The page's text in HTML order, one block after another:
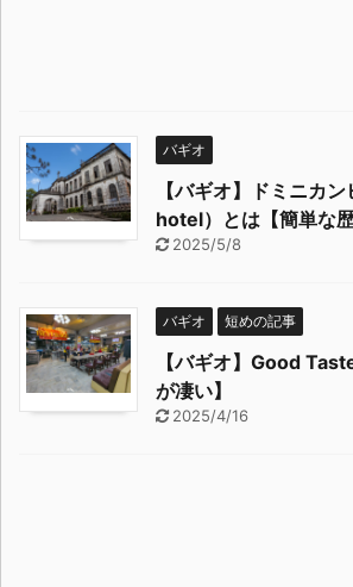
バギオ
【バギオ】ドミニカ
hotel）とは【簡単な歴
2025/5/8
バギオ 短めの記事
【バギオ】Good
が凄い】
2025/4/16